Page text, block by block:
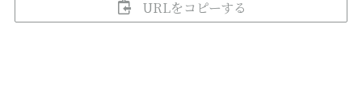
URLをコピーする